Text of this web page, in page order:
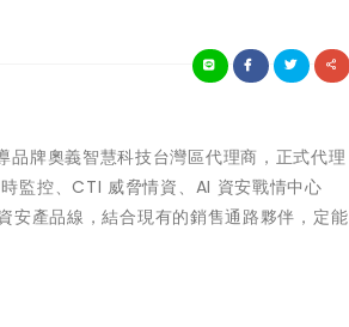
牌奧義智慧科技台灣區代理商，正式代理
監控、CTI 威脅情資、AI 資安戰情中心
安產品線，結合現有的銷售通路夥伴，定能